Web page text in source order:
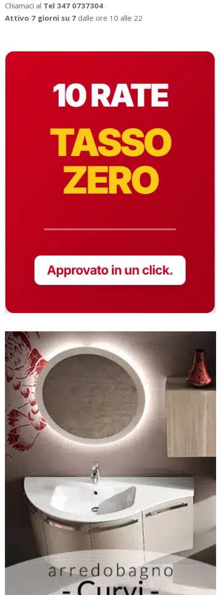
Chiamaci al Tel 347 0737304
Attivo 7 giorni su 7 dalle ore 10 alle 22